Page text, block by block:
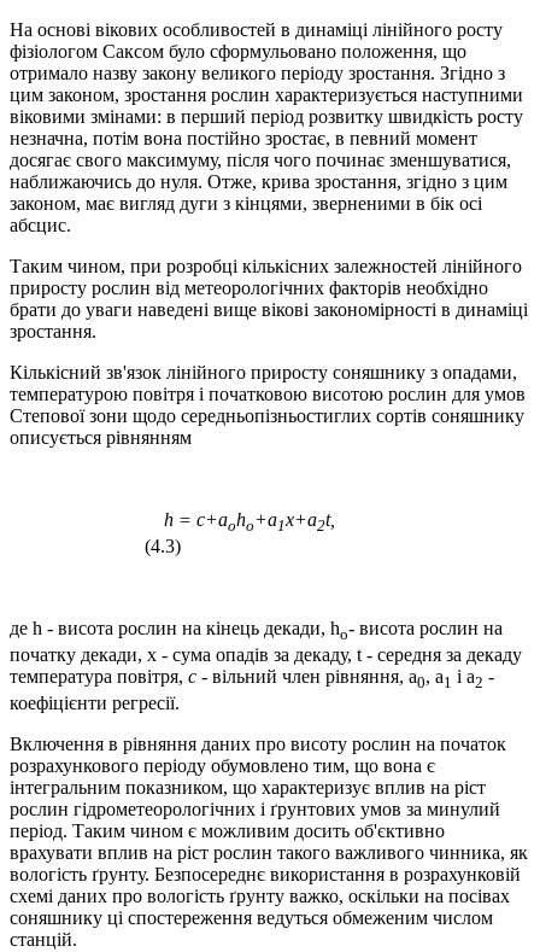
На основі вікових особливостей в динаміці лінійного росту
фізіологом Саксом було сформульовано положення, що
отримало назву закону великого періоду зростання. Згідно з
цим законом, зростання рослин характеризується наступними
віковими змінами: в перший період розвитку швидкість росту
незначна, потім вона постійно зростає, в певний момент
досягає свого максимуму, після чого починає зменшуватися,
наближаючись до нуля. Отже, крива зростання, згідно з цим
законом, має вигляд дуги з кінцями, зверненими в бік осі
абсцис.
Таким чином, при розробці кількісних залежностей лінійного
приросту рослин від метеорологічних факторів необхідно
брати до уваги наведені вище вікові закономірності в динаміці
зростання.
Кількісний зв'язок лінійного приросту соняшнику з опадами,
температурою повітря і початковою висотою рослин для умов
Степової зони щодо середньопізньостиглих сортів соняшнику
описується рівнянням
h = c+aoho+a1x+a2t,
(4.3)
де h - висота рослин на кінець декади, hо- висота рослин на
початку декади, х - сума опадів за декаду, t - середня за декаду
температура повітря, с - вільний член рівняння, а0, а1 і a2 -
коефіцієнти регресії.
Включення в рівняння даних про висоту рослин на початок
розрахункового періоду обумовлено тим, що вона є
інтегральним показником, що характеризує вплив на ріст
рослин гідрометеорологічних і ґрунтових умов за минулий
період. Таким чином є можливим досить об'єктивно
врахувати вплив на ріст рослин такого важливого чинника, як
вологість ґрунту. Безпосереднє використання в розрахунковій
схемі даних про вологість ґрунту важко, оскільки на посівах
соняшнику ці спостереження ведуться обмеженим числом
станцій.